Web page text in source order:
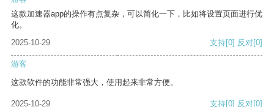
这款加速器app的操作有点复杂，可以简化一下，比如将设置页面进行优
化。
2025-10-29
支持[0] 反对[0]
游客
这款软件的功能非常强大，使用起来非常方便。
2025-10-29 支持[0] 反对[0]